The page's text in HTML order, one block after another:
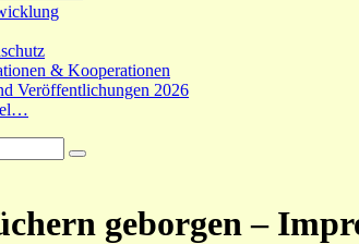
& Kooperationen
Veröffentlichungen 2026
geborgen –